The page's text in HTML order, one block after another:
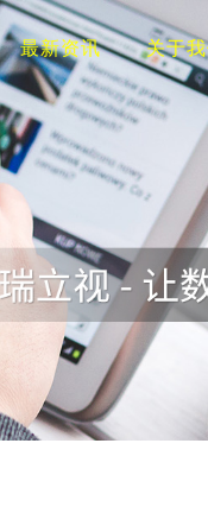
最新资讯 关于